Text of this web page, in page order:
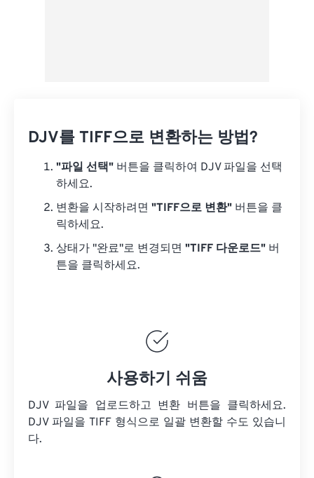
DJV를 TIFF으로 변환하는 방법?
"파일 선택" 버튼을 클릭하여 DJV 파일을 선택
하세요.
변환을 시작하려면 "TIFF으로 변환" 버튼을 클
릭하세요.
상태가 "완료"로 변경되면 "TIFF 다운로드" 버
튼을 클릭하세요.
사용하기 쉬움
DJV 파일을 업로드하고 변환 버튼을 클릭하세요.
DJV 파일을 TIFF 형식으로 일괄 변환할 수도 있습니
다.